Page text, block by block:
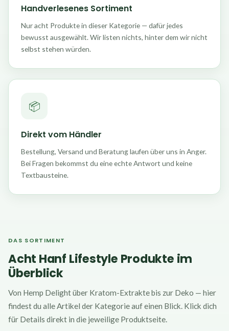
Handverlesenes Sortiment
Nur acht Produkte in dieser Kategorie — dafür jedes
bewusst ausgewählt. Wir listen nichts, hinter dem wir nicht
selbst stehen würden.
📦
Direkt vom Händler
Bestellung, Versand und Beratung laufen über uns in Anger.
Bei Fragen bekommst du eine echte Antwort und keine
Textbausteine.
DAS SORTIMENT
Acht Hanf Lifestyle Produkte im
Überblick
Von Hemp Delight über Kratom-Extrakte bis zur Deko — hier
findest du alle Artikel der Kategorie auf einen Blick. Klick dich
für Details direkt in die jeweilige Produktseite.